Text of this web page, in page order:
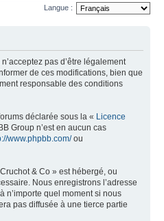
Langue :
pas d’être légalement
de ces modifications, bien que
responsable des conditions
déclarée sous la « Licence
Group n’est en aucun cas
www.phpbb.com/ou
& Co » est hébergé, ou
Nous enregistrons l’adresse
n’importe quel moment si nous
pas diffusée à une tierce partie